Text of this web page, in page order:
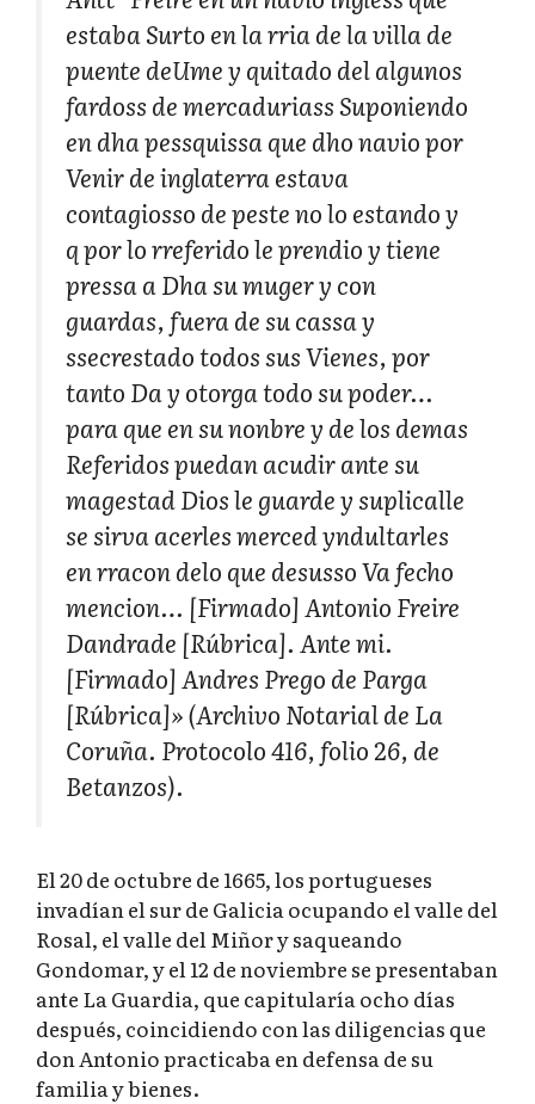
estaba Surto en la rria de la villa de
puente deUme y quitado del algunos
fardoss de mercaduriass Suponiendo
en dha pessquissa que dho navio por
Venir de inglaterra estava
contagiosso de peste no lo estando y
q por lo rreferido le prendio y tiene
pressa a Dha su muger y con
guardas, fuera de su cassa y
ssecrestado todos sus Vienes, por
tanto Da y otorga todo su poder…
para que en su nonbre y de los demas
Referidos puedan acudir ante su
magestad Dios le guarde y suplicalle
se sirva acerles merced yndultarles
en rracon delo que desusso Va fecho
mencion… [Firmado] Antonio Freire
Dandrade [Rúbrica]. Ante mi.
[Firmado] Andres Prego de Parga
[Rúbrica]» (Archivo Notarial de La
Coruña. Protocolo 416, folio 26, de
Betanzos).
El 20 de octubre de 1665, los portugueses
invadían el sur de Galicia ocupando el valle del
Rosal, el valle del Miñor y saqueando
Gondomar, y el 12 de noviembre se presentaban
ante La Guardia, que capitularía ocho días
después, coincidiendo con las diligencias que
don Antonio practicaba en defensa de su
familia y bienes.